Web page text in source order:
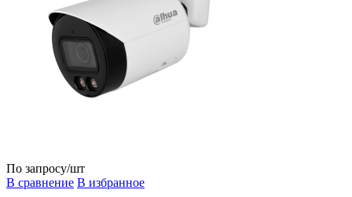
По запросу/шт
В сравнение В избранное